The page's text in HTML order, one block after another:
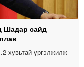
Шадар сайд
хувьтай үргэлжилж